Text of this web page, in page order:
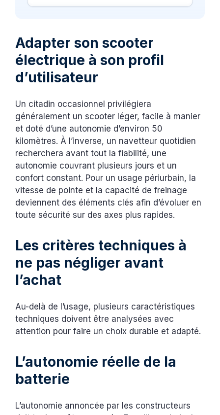
Adapter son scooter
électrique à son profil
d’utilisateur
Un citadin occasionnel privilégiera
généralement un scooter léger, facile à manier
et doté d’une autonomie d’environ 50
kilomètres. À l’inverse, un navetteur quotidien
recherchera avant tout la fiabilité, une
autonomie couvrant plusieurs jours et un
confort constant. Pour un usage périurbain, la
vitesse de pointe et la capacité de freinage
deviennent des éléments clés afin d’évoluer en
toute sécurité sur des axes plus rapides.
Les critères techniques à
ne pas négliger avant
l’achat
Au-delà de l’usage, plusieurs caractéristiques
techniques doivent être analysées avec
attention pour faire un choix durable et adapté.
L’autonomie réelle de la
batterie
L’autonomie annoncée par les constructeurs